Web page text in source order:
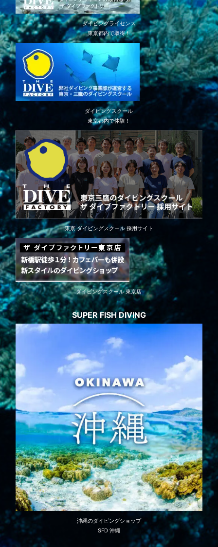
ダイビングライセンス
東京都内で取得！
ダイビングスクール
東京都内で体験！
東京 ダイビングスクール 採用サイト
ダイビングスクール 東京店
SUPER FISH DIVING
沖縄のダイビングショップ
SFD 沖縄